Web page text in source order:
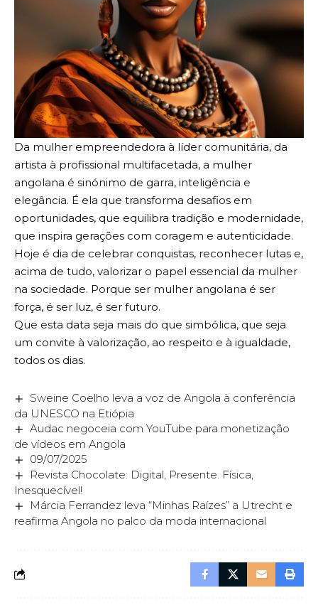
Da mulher empreendedora à líder comunitária, da
artista à profissional multifacetada, a mulher
angolana é sinónimo de garra, inteligência e
elegância. É ela que transforma desafios em
oportunidades, que equilibra tradição e modernidade,
que inspira gerações com coragem e autenticidade.
Hoje é dia de celebrar conquistas, reconhecer lutas e,
acima de tudo, valorizar o papel essencial da mulher
na sociedade. Porque ser mulher angolana é ser
força, é ser luz, é ser futuro.
Que esta data seja mais do que simbólica, que seja
um convite à valorização, ao respeito e à igualdade,
todos os dias.
Sweine Coelho leva a voz de Angola à conferência
da UNESCO na Etiópia
Audac negoceia com YouTube para monetização
de vídeos em Angola
09/07/2025
Revista Chocolate: Digital, Presente. Física,
Inesquecível!
Márcia Ferrandez leva “Minhas Raízes” a Utrecht e
reafirma Angola no palco da moda internacional